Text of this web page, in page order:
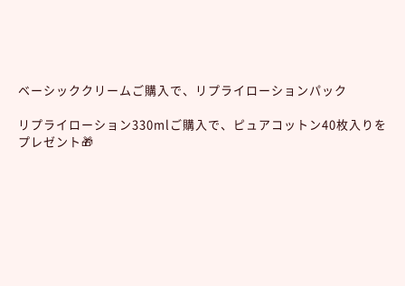
ベーシッククリームご購入で、リプライローションパック
リプライローション330mlご購入で、ピュアコットン40枚入りを
プレゼント🎁